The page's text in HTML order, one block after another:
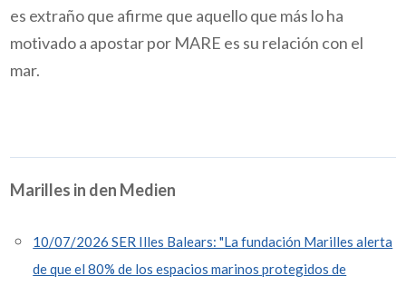
es extraño que afirme que aquello que más lo ha
motivado a apostar por MARE es su relación con el
mar.
Marilles in den Medien
10/07/2026 SER Illes Balears: "La fundación Marilles alerta
de que el 80% de los espacios marinos protegidos de